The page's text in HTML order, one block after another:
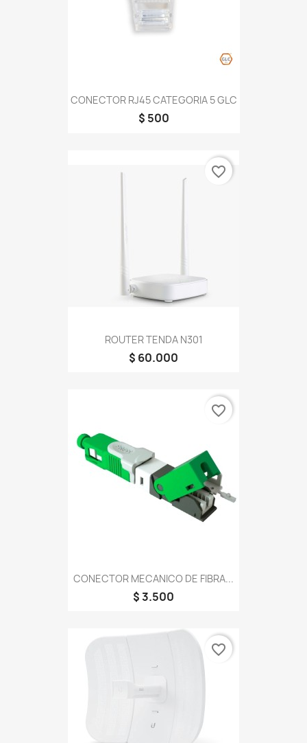
CONECTOR RJ45 CATEGORIA 5 GLC
$ 500
ROUTER TENDA N301
$ 60.000
favorite_border
CONECTOR MECANICO DE FIBRA...
$ 3.500
favorite_border
favorite_border